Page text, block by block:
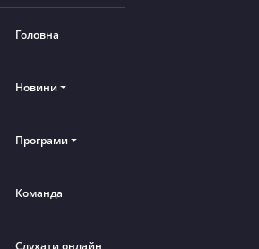
Головна
Новини
Програми
Команда